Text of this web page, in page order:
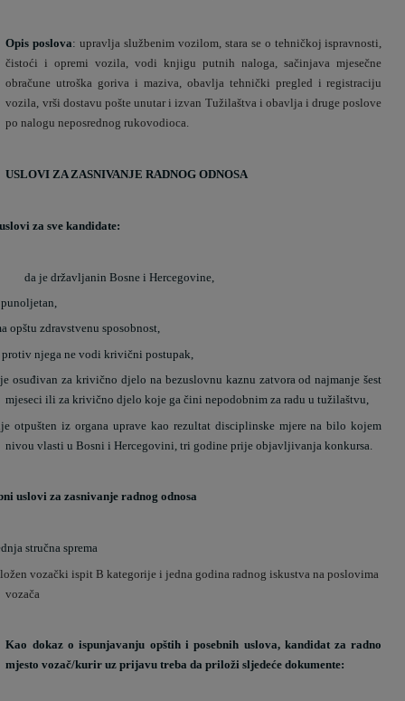
Opis poslova:upravlja službenim vozilom, stara se o tehničkoj ispravnosti,
čistoći i opremi vozila, vodi knjigu putnih naloga, sačinjava mjesečne
obračune utroška goriva i maziva, obavlja tehnički pregled i registraciju
vozila, vrši dostavu pošte unutar i izvan Tužilaštva i obavlja i druge poslove
po nalogu neposrednog rukovodioca.
USLOVI ZA ZASNIVANJE RADNOG ODNOSA
za sve kandidate:
da je državljanin Bosne i Hercegovine,
opštu zdravstvenu sposobnost,
protiv njega ne vodi krivični postupak,
osuđivan za krivično djelo na bezuslovnu kaznu zatvora od najmanje šest
mjeseci ili za krivično djelo koje ga čini nepodobnim za radu u tužilaštvu,
otpušten iz organa uprave kao rezultat disciplinske mjere na bilo kojem
nivou vlasti u Bosni i Hercegovini, tri godine prije objavljivanja konkursa.
uslovi za zasnivanje radnog odnosa
stručna sprema
vozački ispit B kategorije i jedna godina radnog iskustva na poslovima
vozača
Kao dokaz o ispunjavanju opštih i posebnih uslova, kandidat za radno
mjesto vozač/kurir uz prijavu treba da priloži sljedeće dokumente: